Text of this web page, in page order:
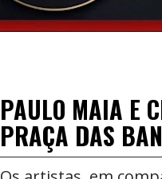
PAULO MAIA E
PRAÇA DAS